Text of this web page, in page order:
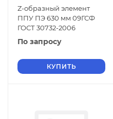
Z-образный элемент
ППУ ПЭ 630 мм 09ГСФ
ГОСТ 30732-2006
По запросу
КУПИТЬ